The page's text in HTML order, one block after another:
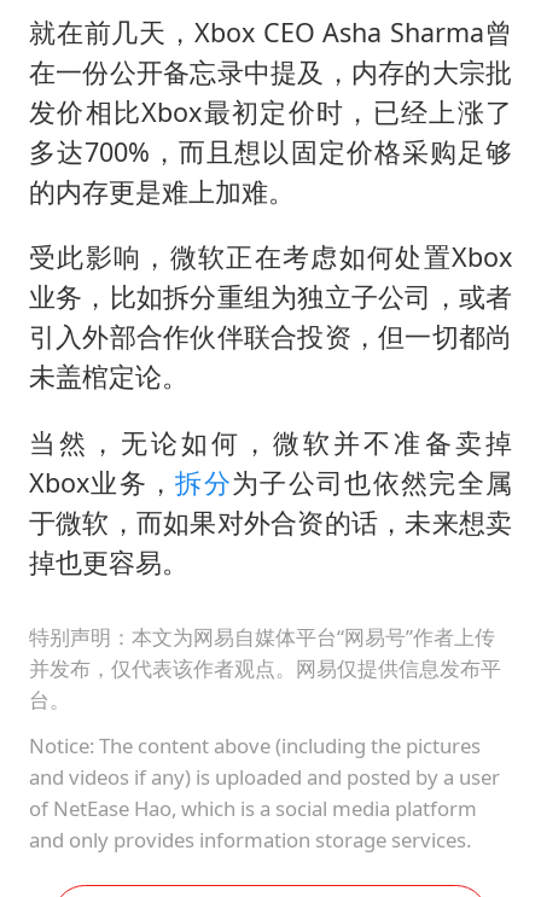
就在前几天，Xbox CEO Asha Sharma曾
在一份公开备忘录中提及，内存的大宗批
发价相比Xbox最初定价时，已经上涨了
多达700%，而且想以固定价格采购足够
的内存更是难上加难。
受此影响，微软正在考虑如何处置Xbox
业务，比如拆分重组为独立子公司，或者
引入外部合作伙伴联合投资，但一切都尚
未盖棺定论。
当然，无论如何，微软并不准备卖掉
Xbox业务，拆分为子公司也依然完全属
于微软，而如果对外合资的话，未来想卖
掉也更容易。
特别声明：本文为网易自媒体平台“网易号”作者上传
并发布，仅代表该作者观点。网易仅提供信息发布平
台。
Notice: The content above (including the pictures
and videos if any) is uploaded and posted by a user
of NetEase Hao, which is a social media platform
and only provides information storage services.